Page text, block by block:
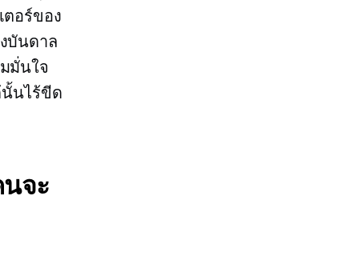
อร์ของ
บันดาล
มั่นใจ
นั้นไร้ขีด
จะ